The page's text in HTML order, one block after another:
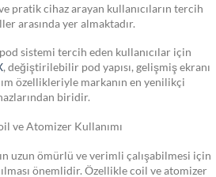
pratik cihaz arayan kullanıcıların tercih
arasında yer almaktadır.
sistemi tercih eden kullanıcılar için
, değiştirilebilir pod yapısı, gelişmiş ekranı
özellikleriyle markanın en yenilikçi
biridir.
ve Atomizer Kullanımı
uzun ömürlü ve verimli çalışabilmesi için
önemlidir. Özellikle coil ve atomizer